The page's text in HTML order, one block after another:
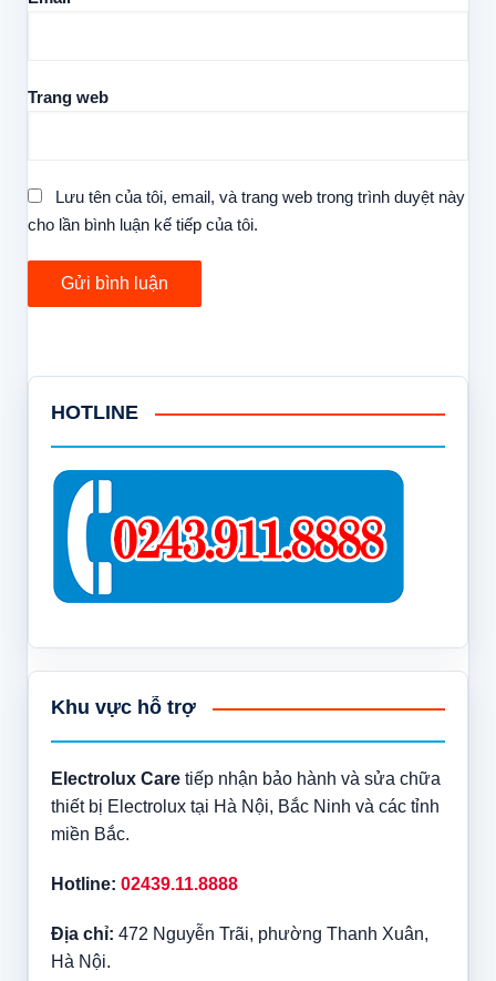
Trang web
Lưu tên của tôi, email, và trang web trong trình duyệt này
cho lần bình luận kế tiếp của tôi.
HOTLINE
Khu vực hỗ trợ
Electrolux Caretiếp nhận bảo hành và sửa chữa
thiết bị Electrolux tại Hà Nội, Bắc Ninh và các tỉnh
miền Bắc.
Hotline: 02439.11.8888
Địa chỉ: 472 Nguyễn Trãi, phường Thanh Xuân,
Hà Nội.